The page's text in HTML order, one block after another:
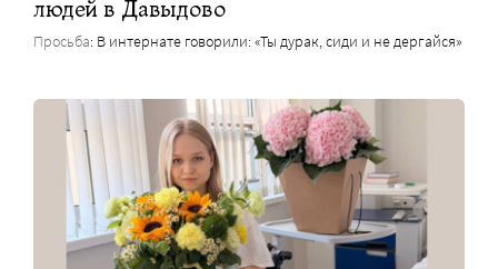
людей в Давыдово
Просьба: В интернате говорили: «Ты дурак, сиди и не дергайся»